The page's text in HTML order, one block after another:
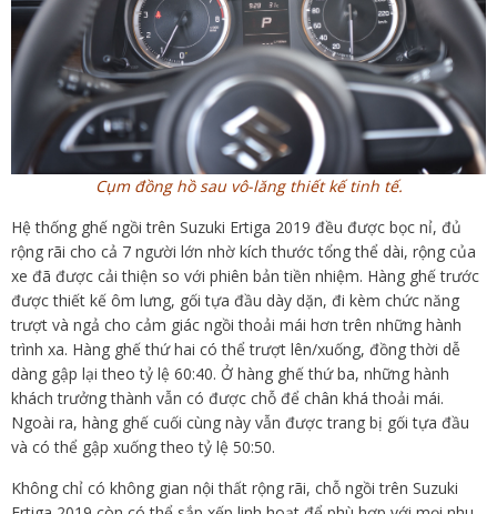
Cụm đồng hồ sau vô-lăng thiết kế tinh tế.
Hệ thống ghế ngồi trên Suzuki Ertiga 2019 đều được bọc nỉ, đủ
rộng rãi cho cả 7 người lớn nhờ kích thước tổng thể dài, rộng của
xe đã được cải thiện so với phiên bản tiền nhiệm. Hàng ghế trước
được thiết kế ôm lưng, gối tựa đầu dày dặn, đi kèm chức năng
trượt và ngả cho cảm giác ngồi thoải mái hơn trên những hành
trình xa. Hàng ghế thứ hai có thể trượt lên/xuống, đồng thời dễ
dàng gập lại theo tỷ lệ 60:40. Ở hàng ghế thứ ba, những hành
khách trưởng thành vẫn có được chỗ để chân khá thoải mái.
Ngoài ra, hàng ghế cuối cùng này vẫn được trang bị gối tựa đầu
và có thể gập xuống theo tỷ lệ 50:50.
Không chỉ có không gian nội thất rộng rãi, chỗ ngồi trên Suzuki